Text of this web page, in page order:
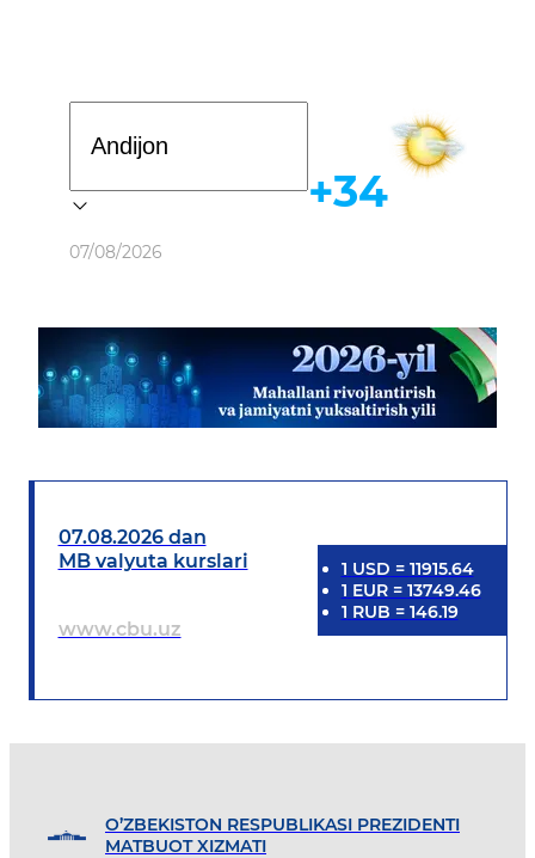
Ob-havo
07/08/2026
+34
07.08.2026 dan
MB valyuta kurslari
www.cbu.uz
1 USD = 11915.64
1 EUR= 13749.46
1 RUB = 146.19
O’ZBEKISTON RESPUBLIKASI PREZIDENTI
MATBUOT XIZMATI